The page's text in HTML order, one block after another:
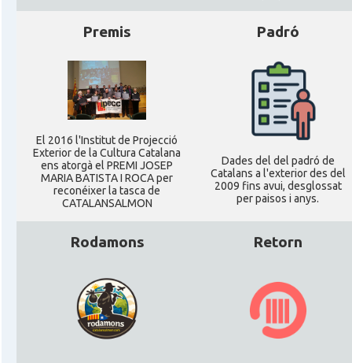
Premis
El 2016 l'Institut de Projecció
Exterior de la Cultura Catalana
ens atorgà el PREMI JOSEP
MARIA BATISTA I ROCA per
reconéixer la tasca de
CATALANSALMON
Padró
Dades del del padró de
Catalans a l'exterior des del
2009 fins avui, desglossat
per paisos i anys.
Rodamons Retorn